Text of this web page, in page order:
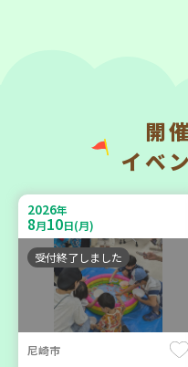
神戸市兵庫区
BOSAI(ぼうさい)教室～か
ぞくで楽しくまなぼうさい
～
学び・体験
平和・防災
2026年
開
イベ
2026年
8月10日(月)
受付終了しました
尼崎市